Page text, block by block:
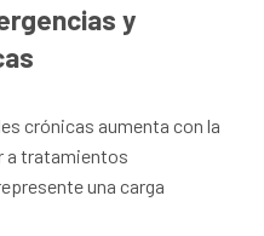
y
crónicas aumenta con la
a tratamientos
una carga